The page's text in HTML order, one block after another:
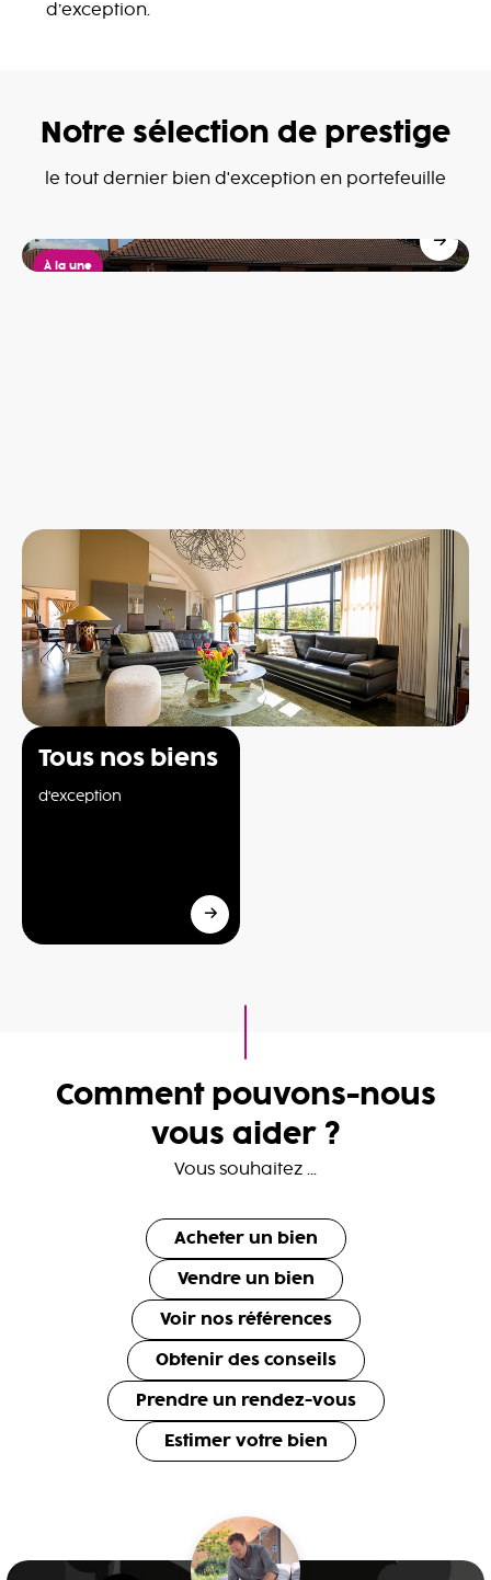
d’exception.
Notre sélection de prestige
le tout dernier bien d'exception en portefeuille
Tous nos biens
d'exception
À la une
Villa à Dottignies
Comment pouvons-nous
vous aider ?
Vous souhaitez ...
Acheter un bien
Vendre un bien
Voir nos références
Obtenir des conseils
Prendre un rendez-vous
Estimer votre bien